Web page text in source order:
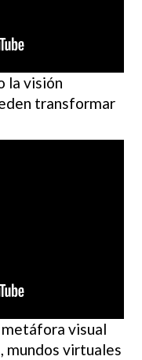
la visión
transformar
metáfora visual
mundos virtuales